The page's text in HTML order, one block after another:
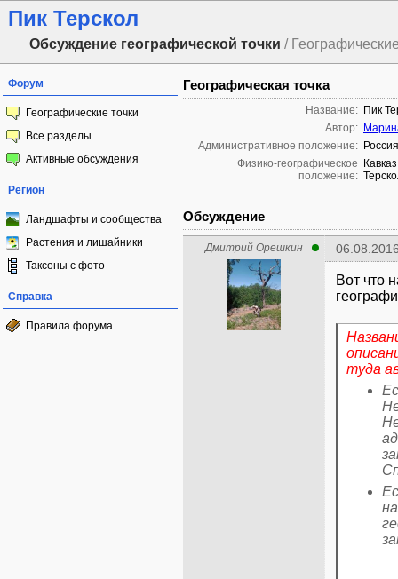
Пик Терскол
Обсуждение географической точки /
Форум
Географические точки
Все разделы
Активные обсуждения
Регион
Ландшафты и сообщества
Растения и лишайники
Таксоны с фото
Справка
Правила форума
Географическая точка
Название: Пик
Автор:
Административное положение:
Физико-географическое
положение:
Обсуждение
Дмитрий Орешкин
Вот что
туда